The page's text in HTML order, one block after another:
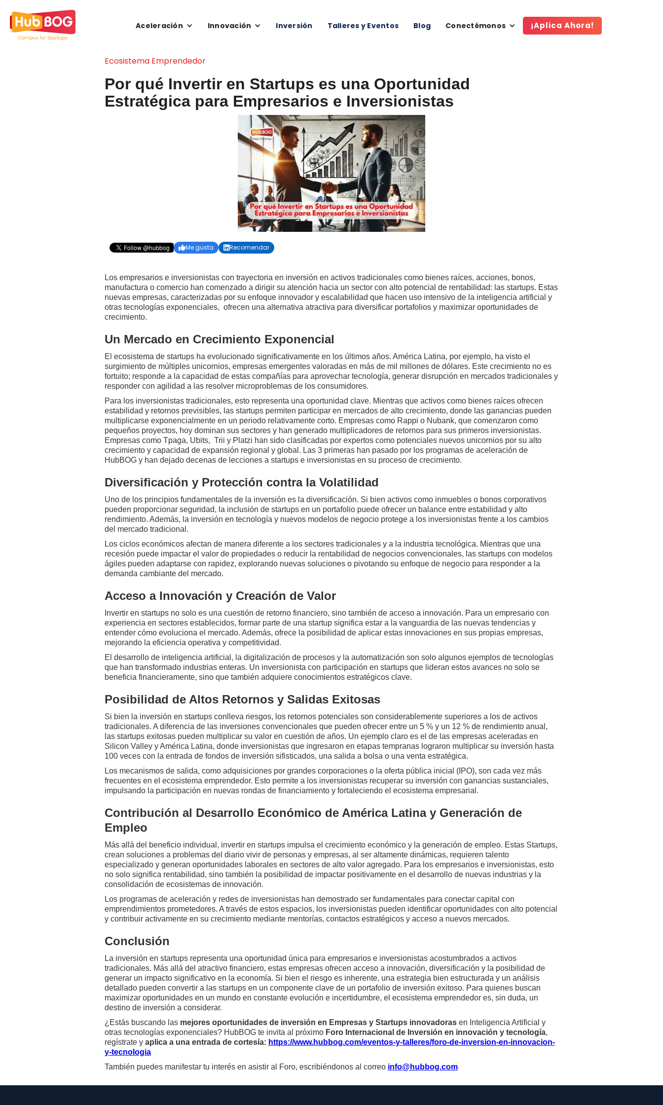
Aceleración Innovación Inversión Talleres y Eventos Blog Conectémonos ¡Aplica Ahora!
Ecosistema Emprendedor
Por qué Invertir en Startups es una Oportunidad
Estratégica para Empresarios e Inversionistas
Me gusta Recomendar
Los empresarios e inversionistas con trayectoria en inversión en activos tradicionales como bienes raíces, acciones, bonos,
manufactura o comercio han comenzado a dirigir su atención hacia un sector con alto potencial de rentabilidad: las startups. Estas
nuevas empresas, caracterizadas por su enfoque innovador y escalabilidad que hacen uso intensivo de la inteligencia artificial y
otras tecnologías exponenciales, ofrecen una alternativa atractiva para diversificar portafolios y maximizar oportunidades de
crecimiento.
Un Mercado en Crecimiento Exponencial
El ecosistema de startups ha evolucionado significativamente en los últimos años. América Latina, por ejemplo, ha visto el
surgimiento de múltiples unicornios, empresas emergentes valoradas en más de mil millones de dólares. Este crecimiento no es
fortuito; responde a la capacidad de estas compañías para aprovechar tecnología, generar disrupción en mercados tradicionales y
responder con agilidad a las resolver microproblemas de los consumidores.
Para los inversionistas tradicionales, esto representa una oportunidad clave. Mientras que activos como bienes raíces ofrecen
estabilidad y retornos previsibles, las startups permiten participar en mercados de alto crecimiento, donde las ganancias pueden
multiplicarse exponencialmente en un periodo relativamente corto. Empresas como Rappi o Nubank, que comenzaron como
pequeños proyectos, hoy dominan sus sectores y han generado multiplicadores de retornos para sus primeros inversionistas.
Empresas como Tpaga, Ubits, Trii y Platzi han sido clasificadas por expertos como potenciales nuevos unicornios por su alto
crecimiento y capacidad de expansión regional y global. Las 3 primeras han pasado por los programas de aceleración de
HubBOG y han dejado decenas de lecciones a startups e inversionistas en su proceso de crecimiento.
Diversificación y Protección contra la Volatilidad
Uno de los principios fundamentales de la inversión es la diversificación. Si bien activos como inmuebles o bonos corporativos
pueden proporcionar seguridad, la inclusión de startups en un portafolio puede ofrecer un balance entre estabilidad y alto
rendimiento. Además, la inversión en tecnología y nuevos modelos de negocio protege a los inversionistas frente a los cambios
del mercado tradicional.
Los ciclos económicos afectan de manera diferente a los sectores tradicionales y a la industria tecnológica. Mientras que una
recesión puede impactar el valor de propiedades o reducir la rentabilidad de negocios convencionales, las startups con modelos
ágiles pueden adaptarse con rapidez, explorando nuevas soluciones o pivotando su enfoque de negocio para responder a la
demanda cambiante del mercado.
Acceso a Innovación y Creación de Valor
Invertir en startups no solo es una cuestión de retorno financiero, sino también de acceso a innovación. Para un empresario con
experiencia en sectores establecidos, formar parte de una startup significa estar a la vanguardia de las nuevas tendencias y
entender cómo evoluciona el mercado. Además, ofrece la posibilidad de aplicar estas innovaciones en sus propias empresas,
mejorando la eficiencia operativa y competitividad.
El desarrollo de inteligencia artificial, la digitalización de procesos y la automatización son solo algunos ejemplos de tecnologías
que han transformado industrias enteras. Un inversionista con participación en startups que lideran estos avances no solo se
beneficia financieramente, sino que también adquiere conocimientos estratégicos clave.
Posibilidad de Altos Retornos y Salidas Exitosas
Si bien la inversión en startups conlleva riesgos, los retornos potenciales son considerablemente superiores a los de activos
tradicionales. A diferencia de las inversiones convencionales que pueden ofrecer entre un 5 % y un 12 % de rendimiento anual,
las startups exitosas pueden multiplicar su valor en cuestión de años. Un ejemplo claro es el de las empresas aceleradas en
Silicon Valley y América Latina, donde inversionistas que ingresaron en etapas tempranas lograron multiplicar su inversión hasta
100 veces con la entrada de fondos de inversión sifisticados, una salida a bolsa o una venta estratégica.
Los mecanismos de salida, como adquisiciones por grandes corporaciones o la oferta pública inicial (IPO), son cada vez más
frecuentes en el ecosistema emprendedor. Esto permite a los inversionistas recuperar su inversión con ganancias sustanciales,
impulsando la participación en nuevas rondas de financiamiento y fortaleciendo el ecosistema empresarial.
Contribución al Desarrollo Económico de América Latina y Generación de
Empleo
Más allá del beneficio individual, invertir en startups impulsa el crecimiento económico y la generación de empleo. Estas Startups,
crean soluciones a problemas del diario vivir de personas y empresas, al ser altamente dinámicas, requieren talento
especializado y generan oportunidades laborales en sectores de alto valor agregado. Para los empresarios e inversionistas, esto
no solo significa rentabilidad, sino también la posibilidad de impactar positivamente en el desarrollo de nuevas industrias y la
consolidación de ecosistemas de innovación.
Los programas de aceleración y redes de inversionistas han demostrado ser fundamentales para conectar capital con
emprendimientos prometedores. A través de estos espacios, los inversionistas pueden identificar oportunidades con alto potencial
y contribuir activamente en su crecimiento mediante mentorías, contactos estratégicos y acceso a nuevos mercados.
Conclusión
La inversión en startups representa una oportunidad única para empresarios e inversionistas acostumbrados a activos
tradicionales. Más allá del atractivo financiero, estas empresas ofrecen acceso a innovación, diversificación y la posibilidad de
generar un impacto significativo en la economía. Si bien el riesgo es inherente, una estrategia bien estructurada y un análisis
detallado pueden convertir a las startups en un componente clave de un portafolio de inversión exitoso. Para quienes buscan
maximizar oportunidades en un mundo en constante evolución e incertidumbre, el ecosistema emprendedor es, sin duda, un
destino de inversión a considerar.
¿Estás buscando las mejores oportunidades de inversión en Empresas y Startups innovadoras en Inteligencia Artificial y
otras tecnologías exponenciales? HubBOG te invita al próximo Foro Internacional de Inversión en innovación y tecnología,
regístrate y aplica a una entrada de cortesía: https://www.hubbog.com/eventos-y-talleres/foro-de-inversion-en-innovacion-
y-tecnologia
También puedes manifestar tu interés en asistir al Foro, escribiéndonos al correo info@hubbog.com